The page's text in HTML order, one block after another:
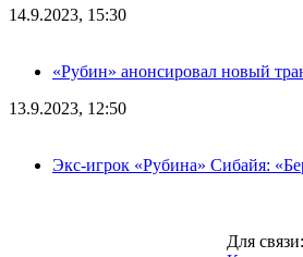
14.9.2023, 15:30
«Рубин» анонсировал новый
13.9.2023, 12:50
Экс-игрок «Рубина» Сибайя:
Для связи: